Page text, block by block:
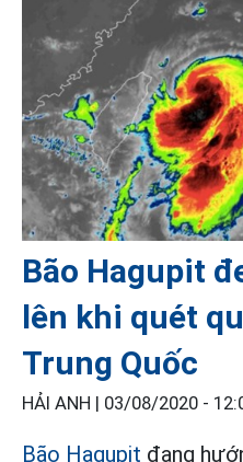
Bão Hagupit
lên khi quét
Trung Quốc
HẢI ANH | 03/08/2020 -
Bão Hagupit đang